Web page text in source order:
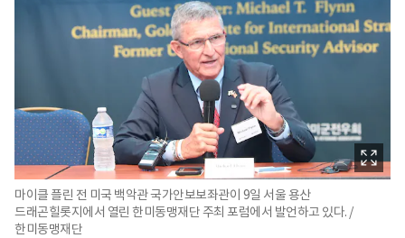
마이클 플린 전 미국 백악관 국가안보보좌관이 9일 서울 용산
드래곤힐롯지에서 열린 한미동맹재단 주최 포럼에서 발언하고 있다. /
한미동맹재단